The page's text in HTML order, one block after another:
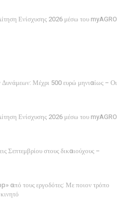
Ενίσχυσης 2026 μέσω του myAGRO
Μέχρι 500 ευρώ μηνιαίως – Οι
Ενίσχυσης 2026 μέσω του myAGRO
Σεπτεμβρίου στους δικαιούχους –
από τους εργοδότες: Με ποιον τρόπο